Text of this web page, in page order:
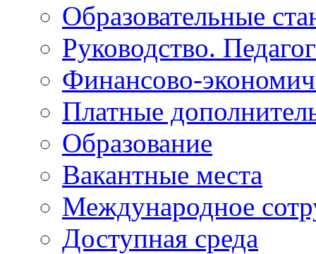
Образовательные
Руководство.
Финансово-
Платные
Образование
Вакантные места
Международное
Доступная среда